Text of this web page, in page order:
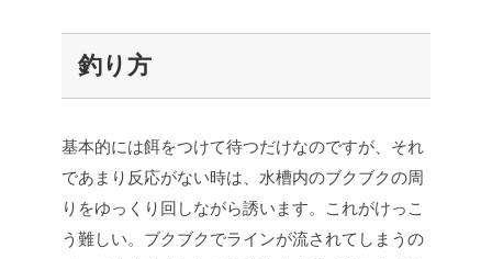
釣り方
基本的には餌をつけて待つだけなのですが、それ
であまり反応がない時は、水槽内のブクブクの周
りをゆっくり回しながら誘います。これがけっこ
う難しい。ブクブクでラインが流されてしまうの